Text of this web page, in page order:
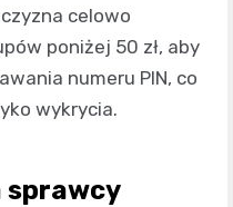
celowo
poniżej 50 zł, aby
numeru PIN, co
wykrycia.
sprawcy